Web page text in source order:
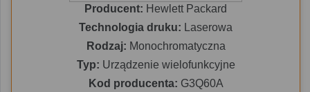
Producent: Hewlett Packard
Technologia druku: Laserowa
Rodzaj: Monochromatyczna
Typ: Urządzenie wielofunkcyjne
Kod producenta: G3Q60A